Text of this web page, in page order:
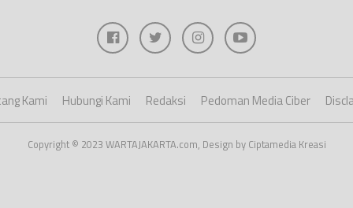
Kami Hubungi Kami Redaksi Pedoman Media Ciber
Copyright © 2023 WARTAJAKARTA.com, Design by Ciptamedia Kreasi